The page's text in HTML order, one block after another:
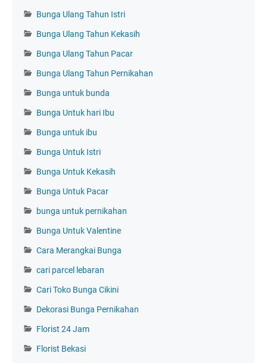
Bunga Ulang Tahun Istri
Bunga Ulang Tahun Kekasih
Bunga Ulang Tahun Pacar
Bunga Ulang Tahun Pernikahan
Bunga untuk bunda
Bunga Untuk hari Ibu
Bunga untuk ibu
Bunga Untuk Istri
Bunga Untuk Kekasih
Bunga Untuk Pacar
bunga untuk pernikahan
Bunga Untuk Valentine
Cara Merangkai Bunga
cari parcel lebaran
Cari Toko Bunga Cikini
Dekorasi Bunga Pernikahan
Florist 24 Jam
Florist Bekasi